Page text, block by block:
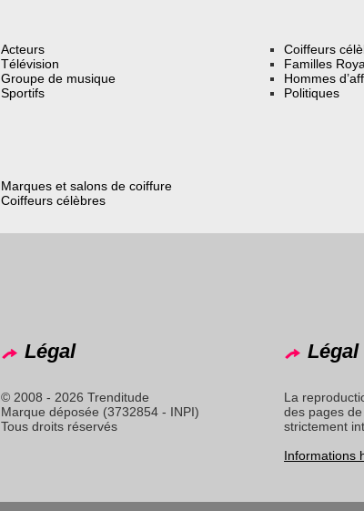
Acteurs
Télévision
Groupe de musique
Sportifs
Coiffeurs
Familles
Hommes
Politiques
Marques et salons de coiffure
Coiffeurs célèbres
Légal
© 2008 - 2026 Trenditude
Marque déposée (3732854 - INPI)
Tous droits réservés
Légal
La
des pages
strictement
Informations